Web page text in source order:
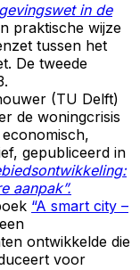
in de
praktische wijze
tussen het
De tweede
(TU Delft)
de woningcrisis
gepubliceerd in
aanpak”.
“A smart city –
ontwikkelde die
voor